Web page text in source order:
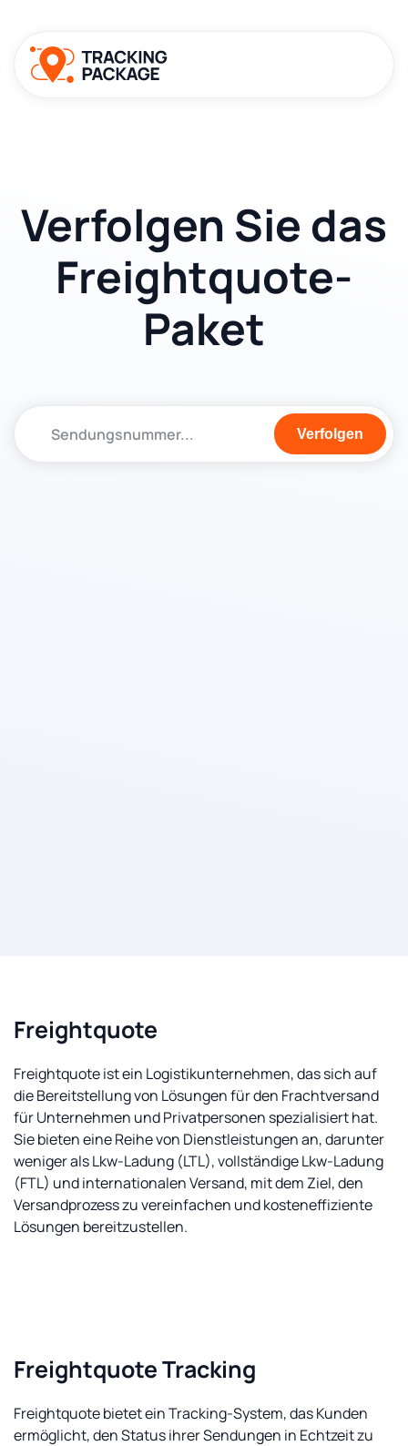
Verfolgen Sie das
Freightquote-
Paket
Verfolgen
Freightquote
Freightquote ist ein Logistikunternehmen, das sich auf
die Bereitstellung von Lösungen für den Frachtversand
für Unternehmen und Privatpersonen spezialisiert hat.
Sie bieten eine Reihe von Dienstleistungen an, darunter
weniger als Lkw-Ladung (LTL), vollständige Lkw-Ladung
(FTL) und internationalen Versand, mit dem Ziel, den
Versandprozess zu vereinfachen und kosteneffiziente
Lösungen bereitzustellen.
Freightquote Tracking
Freightquote bietet ein Tracking-System, das Kunden
ermöglicht, den Status ihrer Sendungen in Echtzeit zu